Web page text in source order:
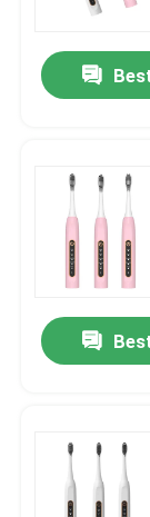
Über uns
Fabrik-
Treten Sie
Nachrichten
Fordern Sie
Hintere